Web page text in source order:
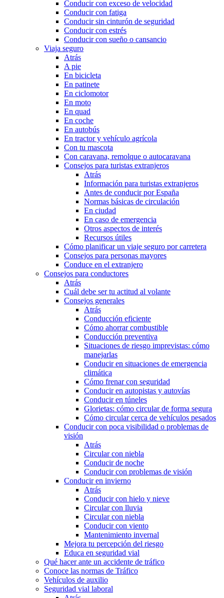
Conducir con exceso de velocidad
Conducir con fatiga
Conducir sin cinturón de seguridad
Conducir con estrés
Conducir con sueño o cansancio
Viaja seguro
Atrás
A pie
En bicicleta
En patinete
En ciclomotor
En moto
En quad
En coche
En autobús
En tractor y vehículo agrícola
Con tu mascota
Con caravana, remolque o autocaravana
Consejos para turistas extranjeros
Atrás
Información para turistas extranjeros
Antes de conducir por España
Normas básicas de circulación
En ciudad
En caso de emergencia
Otros aspectos de interés
Recursos útiles
Cómo planificar un viaje seguro por carretera
Consejos para personas mayores
Conduce en el extranjero
Consejos para conductores
Atrás
Cuál debe ser tu actitud al volante
Consejos generales
Atrás
Conducción eficiente
Cómo ahorrar combustible
Conducción preventiva
Situaciones de riesgo imprevistas: cómo
manejarlas
Conducir en situaciones de emergencia
climática
Cómo frenar con seguridad
Conducir en autopistas y autovías
Conducir en túneles
Glorietas: cómo circular de forma segura
Cómo circular cerca de vehículos pesados
Conducir con poca visibilidad o problemas de
visión
Atrás
Circular con niebla
Conducir de noche
Conducir con problemas de visión
Conducir en invierno
Atrás
Conducir con hielo y nieve
Circular con lluvia
Circular con niebla
Conducir con viento
Mantenimiento invernal
Mejora tu percepción del riesgo
Educa en seguridad vial
Qué hacer ante un accidente de tráfico
Conoce las normas de Tráfico
Vehículos de auxilio
Seguridad vial laboral